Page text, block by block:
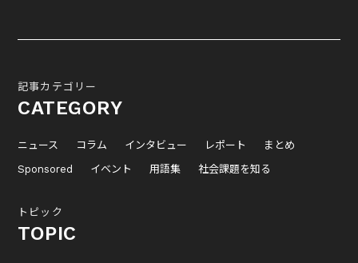
記事カテゴリー
CATEGORY
ニュース コラム インタビュー レポート
まとめ
Sponsored
イベント 用語集 社会課題を知る
トピック
TOPIC